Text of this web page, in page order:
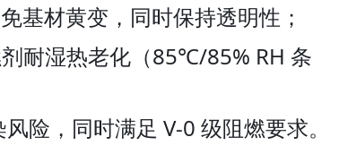
基材黄变，同时保持透明性；
耐湿热老化（85℃/85% RH 条
险，同时满足 V-0 级阻燃要求。